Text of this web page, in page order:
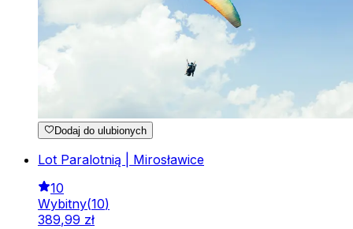
Dodaj do ulubionych
Lot Paralotnią | Mirosławice
10
Wybitny(10)
389,99 zł